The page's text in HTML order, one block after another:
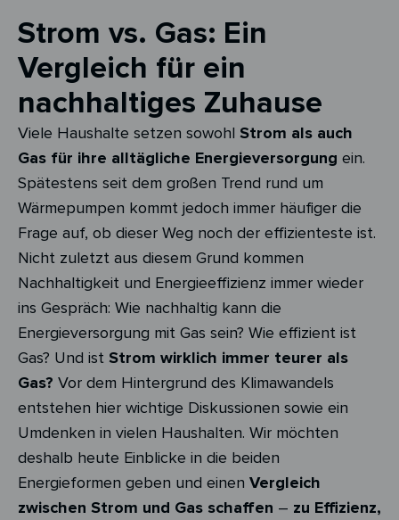
Strom vs. Gas: Ein
Vergleich für ein
nachhaltiges Zuhause
Viele Haushalte setzen sowohl Strom als auch
Gas für ihre alltägliche Energieversorgung ein.
Spätestens seit dem großen Trend rund um
Wärmepumpen kommt jedoch immer häufiger die
Frage auf, ob dieser Weg noch der effizienteste ist.
Nicht zuletzt aus diesem Grund kommen
Nachhaltigkeit und Energieeffizienz immer wieder
ins Gespräch: Wie nachhaltig kann die
Energieversorgung mit Gas sein? Wie effizient ist
Gas? Und ist Strom wirklich immer teurer als
Gas? Vor dem Hintergrund des Klimawandels
entstehen hier wichtige Diskussionen sowie ein
Umdenken in vielen Haushalten. Wir möchten
deshalb heute Einblicke in die beiden
Energieformen geben und einen Vergleich
zwischen Strom und Gas schaffen – zu Effizienz,